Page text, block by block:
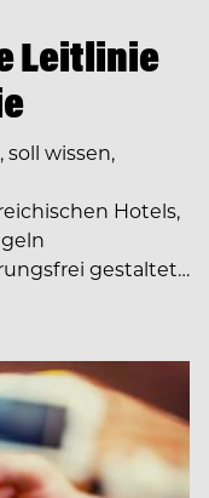
Leitlinie
wissen,
Hotels,
gestaltet…